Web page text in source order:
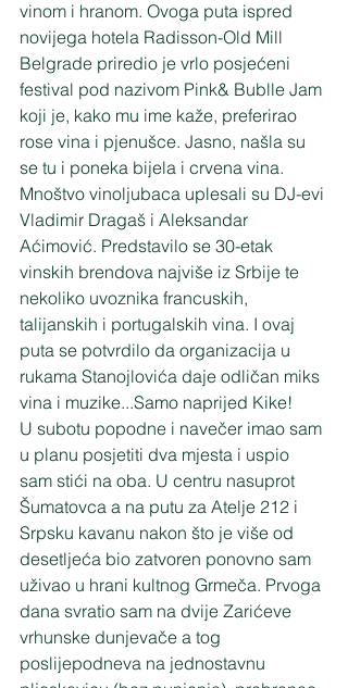
vinom i hranom. Ovoga puta ispred
novijega hotela Radisson-Old Mill
Belgrade priredio je vrlo posjećeni
festival pod nazivom Pink& Bublle Jam
koji je, kako mu ime kaže, preferirao
rose vina i pjenušce. Jasno, našla su
se tu i poneka bijela i crvena vina.
Mnoštvo vinoljubaca uplesali su DJ-evi
Vladimir Dragaš i Aleksandar
Aćimović. Predstavilo se 30-etak
vinskih brendova najviše iz Srbije te
nekoliko uvoznika francuskih,
talijanskih i portugalskih vina. I ovaj
puta se potvrdilo da organizacija u
rukama Stanojlovića daje odličan miks
vina i muzike...Samo naprijed Kike!
U subotu popodne i navečer imao sam
u planu posjetiti dva mjesta i uspio
sam stići na oba. U centru nasuprot
Šumatovca a na putu za Atelje 212 i
Srpsku kavanu nakon što je više od
desetljeća bio zatvoren ponovno sam
uživao u hrani kultnog Grmeča. Prvoga
dana svratio sam na dvije Zarićeve
vrhunske dunjevače a tog
poslijepodneva na jednostavnu